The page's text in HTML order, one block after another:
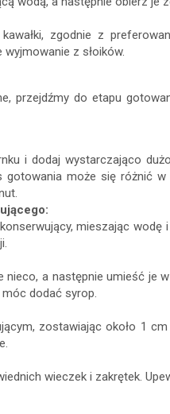
zgodnie z
wyjmowanie z słoików.
przejdźmy do etapu
i dodaj wystarczająco
gotowania może się różnić
mieszając wodę
a następnie umieść je
dodać syrop.
zostawiając około 1
wieczek i zakrętek.